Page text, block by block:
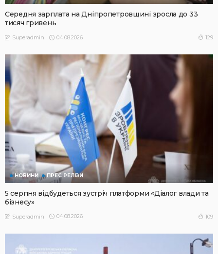
Середня зарплата на Дніпропетровщині зросла до 33
тисяч гривень
Superadmin 04.08.2026 129
НОВИНИ ПРЕС РЕЛІЗИ
5 серпня відбудеться зустріч платформи «Діалог влади та
бізнесу»
Superadmin 04.08.2026 109